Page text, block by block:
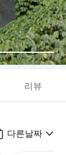
리뷰
다른날짜